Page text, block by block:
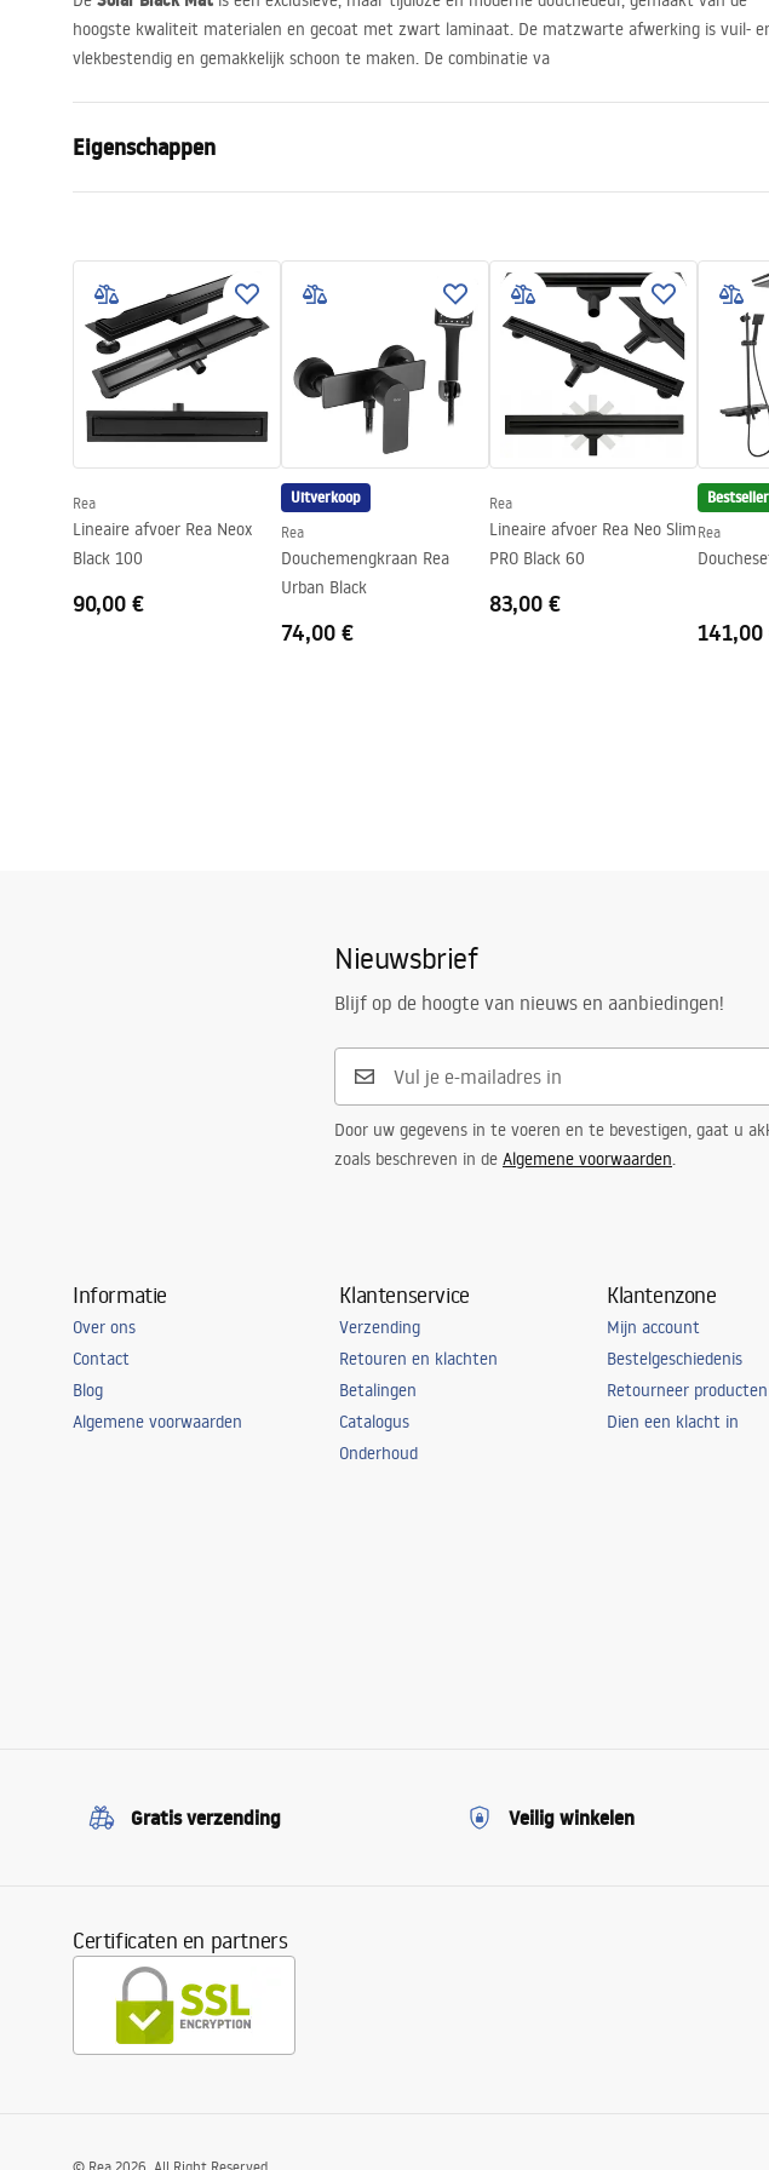
hoogste kwaliteit materialen en gecoat met zwart laminaat. De matzwarte afwerking is vuil-
vlekbestendig en gemakkelijk schoon te maken. De combinatie va
Eigenschappen
Glasdikte:
6 mm
Hoogte van de douchedeur
195
cm
Profielmateriaal
Aluminium
Materiaal hanteren:
staal
Easy Clean-coating
Deurglas - aan beide zijden, vast glas - aan
één zijde
Afwerking van profielen
zwart
Aanpassing op de profielen
10 mm
Set afdichtingen inbegrepen
Kan zonder douchebak worden geïnstalleerd
Rea
Lineaire afvoer Rea Neox
Black 100
90,00 €
Uitverkoop
Rea
Douchemengkraan Rea
Urban Black
74,00 €
Rea
Lineaire afvoer Rea Neo Slim
PRO Black 60
83,00 €
Bestseller
Rea
141,00
Nieuwsbrief
Blijf op de hoogte van nieuws en aanbiedingen!
Door uw gegevens in te voeren en te bevestigen, gaat u
zoals beschreven in de Algemene voorwaarden.
Informatie
Over ons
Contact
Blog
Algemene voorwaarden
Klantenservice
Verzending
Retouren en klachten
Betalingen
Catalogus
Onderhoud
Klantenzone
Mijn account
Bestelgeschiedenis
Retourneer producten
Dien een klacht in
Gratis verzending Veilig winkelen
Certificaten en partners